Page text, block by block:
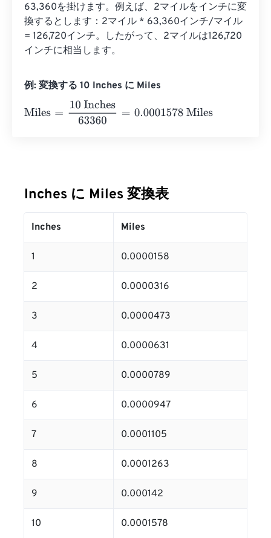
63,360を掛けます。例えば、2マイルをインチに変
換するとします：2マイル * 63,360インチ/マイル
= 126,720インチ。したがって、2マイルは126,720
インチに相当します。
例: 変換する 10 Inches に Miles
Miles
10 Inches63360 0.0001578 Miles
Inches に Miles 変換表
Inches Miles
1 0.0000158
2 0.0000316
3 0.0000473
4 0.0000631
5 0.0000789
6 0.0000947
7 0.0001105
8 0.0001263
9 0.000142
10 0.0001578